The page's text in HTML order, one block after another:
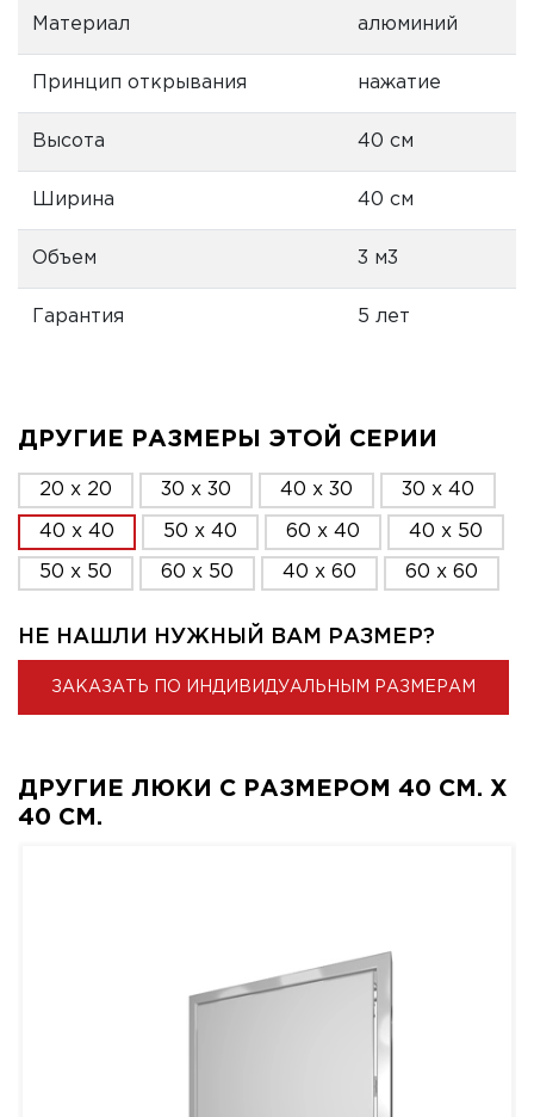
Материал алюминий
Принцип открывания нажатие
Высота 40 см
Ширина 40 см
Объем 3 м3
Гарантия 5 лет
ДРУГИЕ РАЗМЕРЫ ЭТОЙ СЕРИИ
20 x 20 30 x 30 40 x 30 30 x 40
40 x 40 50 x 40 60 x 40 40 x 50
50 x 50 60 x 50 40 x 60 60 x 60
НЕ НАШЛИ НУЖНЫЙ ВАМ РАЗМЕР?
ЗАКАЗАТЬ ПО ИНДИВИДУАЛЬНЫМ РАЗМЕРАМ
ДРУГИЕ ЛЮКИ С РАЗМЕРОМ 40 СМ. X
40 СМ.